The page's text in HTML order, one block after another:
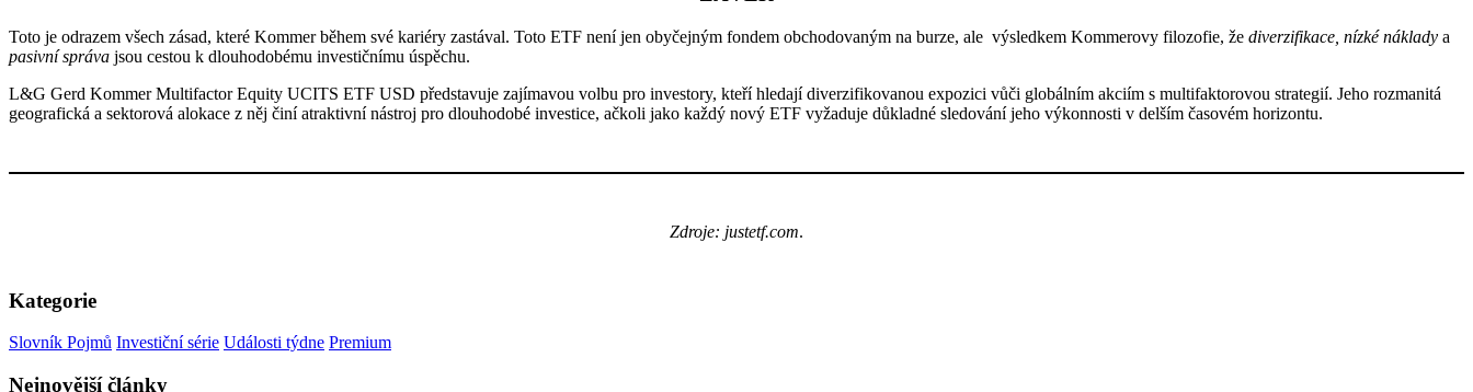
Toto je odrazem všech zásad, které Kommer během své kariéry zastával. Toto ETF není jen obyčejným fondem obchodovaným na burze, ale výsledkem Kommerovy filozofie, že diverzifikace, nízké náklady a
pasivní správa jsou cestou k dlouhodobému investičnímu úspěchu.
L&G Gerd Kommer Multifactor Equity UCITS ETF USD představuje zajímavou volbu pro investory, kteří hledají diverzifikovanou expozici vůči globálním akciím s multifaktorovou strategií. Jeho rozmanitá
geografická a sektorová alokace z něj činí atraktivní nástroj pro dlouhodobé investice, ačkoli jako každý nový ETF vyžaduje důkladné sledování jeho výkonnosti v delším časovém horizontu.
Zdroje: justetf.com.
Kategorie
Slovník Pojmů Investiční série Události týdne Premium
Nejnovější články